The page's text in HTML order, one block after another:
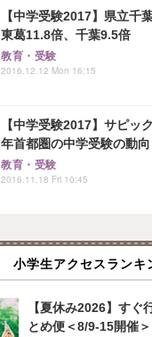
【中学受験2017】県立
東葛11.8倍、千葉9.5倍
教育・受験
2016.12.12 Mon 16:15
【中学受験2017】サピッ
年首都圏の中学受験の動向
教育・受験
2016.11.18 Fri 10:45
小学生アクセスランキ
【夏休み2026】すぐ
とめ便＜8/9-15開催＞